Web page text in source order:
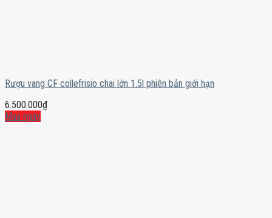
Rượu vang CF collefrisio chai lớn 1.5l phiên bản giới hạn
6.500.000₫
Mua ngay